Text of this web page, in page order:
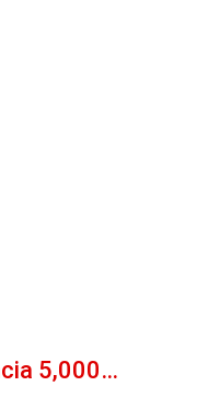
5,000…